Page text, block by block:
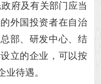
府及有关部门应当
外国投资者在自治
部、研发中心、结
立的企业，可以按
业待遇。